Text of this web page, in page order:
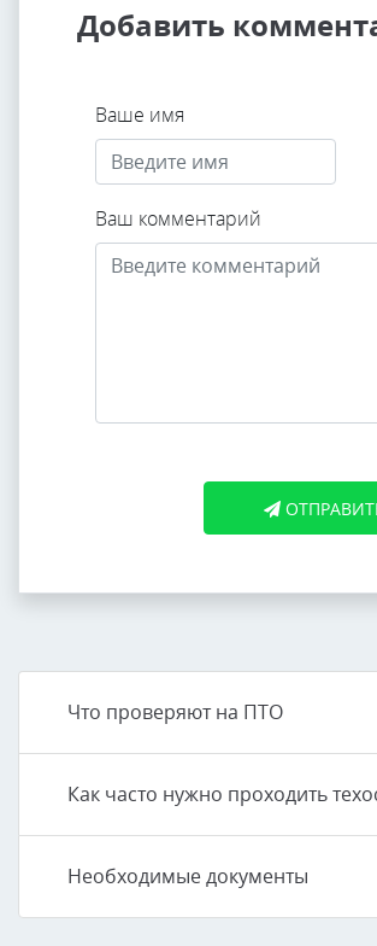
Добавить
Ваше имя
Ваш комментарий
Что проверяют на ПТО
Как часто нужно проходить
Необходимые документы